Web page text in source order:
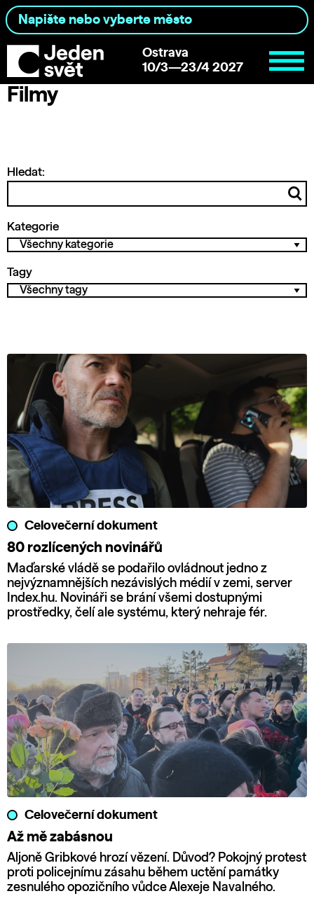
Ostrava
10/3—23/4 2027
Filmy
Hledat:
Kategorie
Tagy
Celovečerní dokument
80 rozlícených novinářů
Maďarské vládě se podařilo ovládnout jedno z
nejvýznamnějších nezávislých médií v zemi, server
Index.hu. Novináři se brání všemi dostupnými
prostředky, čelí ale systému, který nehraje fér.
Celovečerní dokument
Až mě zabásnou
Aljoně Gribkové hrozí vězení. Důvod? Pokojný protest
proti policejnímu zásahu během uctění památky
zesnulého opozičního vůdce Alexeje Navalného.